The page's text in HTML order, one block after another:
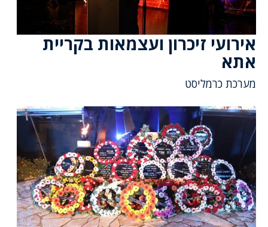
אירועי זיכרון ועצמאות בקריית
אתא
מערכת כרמליסט